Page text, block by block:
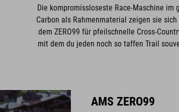
Die kompromissloseste Race-Maschine
Carbon als Rahmenmaterial zeigen sie
dem ZERO99 für pfeilschnelle Cross-
mit dem du jeden noch so taffen Trail
AMS ZERO99